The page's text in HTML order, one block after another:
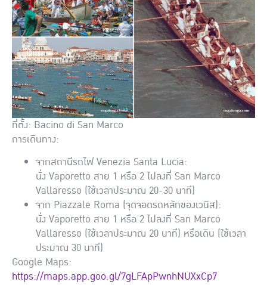
ที่ตั้ง: Bacino di San Marco
การเดินทาง:
จากสถานีรถไฟ Venezia Santa Lucia:
นั่ง Vaporetto สาย 1 หรือ 2 ไปลงที่ San Marco
Vallaresso (ใช้เวลาประมาณ 20-30 นาที)
จาก Piazzale Roma (จุดจอดรถหลักของเวนิส):
นั่ง Vaporetto สาย 1 หรือ 2 ไปลงที่ San Marco
Vallaresso (ใช้เวลาประมาณ 20 นาที) หรือเดิน (ใช้เวลา
ประมาณ 30 นาที)
Google Maps:
https://maps.app.goo.gl/7gLFApPwnhNUXxCp7